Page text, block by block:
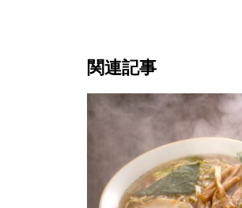
関連記事